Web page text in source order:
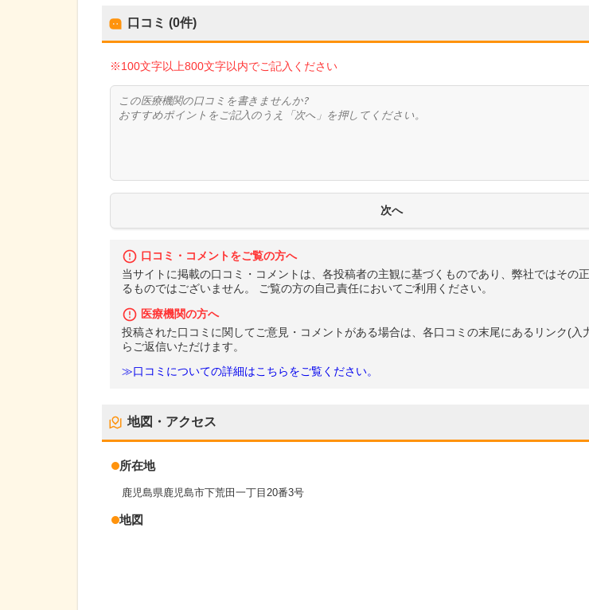
口コミ (0件)
※100文字以上800文字以内でご記入ください
口コミ・コメントをご覧の方へ
当サイトに掲載の口コミ・コメントは、各投稿者の主観に基づくものであり、弊社ではその
るものではございません。 ご覧の方の自己責任においてご利用ください。
医療機関の方へ
投稿された口コミに関してご意見・コメントがある場合は、各口コミの末尾にあるリンク(入
らご返信いただけます。
≫口コミについての詳細はこちらをご覧ください。
地図・アクセス
所在地
鹿児島県鹿児島市下荒田一丁目20番3号
地図